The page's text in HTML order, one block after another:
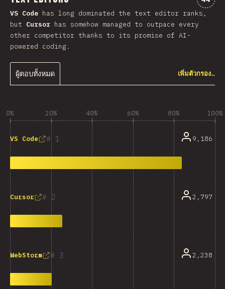
VS Code has long dominated the text editor ranks,
but Cursor has somehow managed to outpace every
other competitor thanks to its promise of AI-
powered coding.
ผู้ตอบทั้งหมด เพิ่มตัวกรอง…
0% 20% 40% 60% 80% 100%
1
VS Code 9,186
2
Cursor 2,797
3
WebStorm 2,238